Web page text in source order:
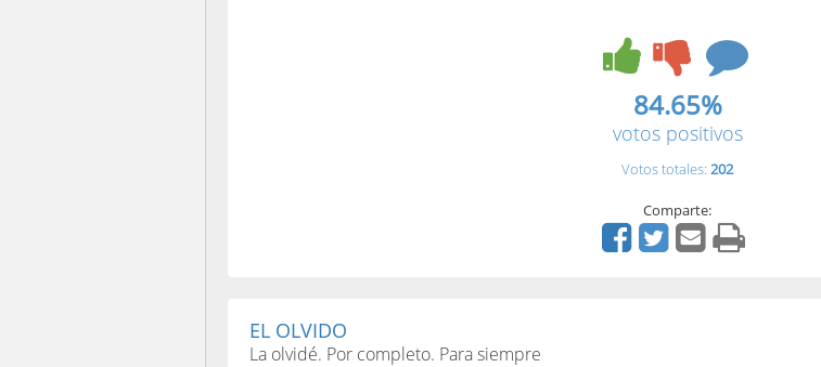
84.65%
votos positivos
Votos totales:202
Comparte:
EL OLVIDO
La olvidé. Por completo. Para siempre